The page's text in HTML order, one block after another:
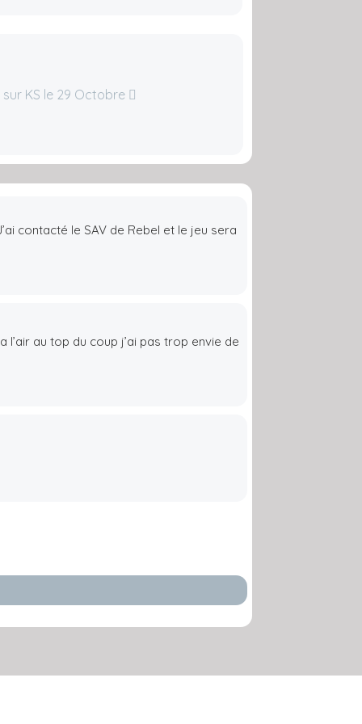
KS le 29 Octobre
contacté le SAV de Rebel et le jeu sera
l’air au top du coup j’ai pas trop envie de